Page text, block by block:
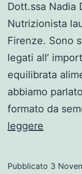
Dott.ssa Nadia
Nutrizionista
Firenze. Sono
legati all’
equilibrata
abbiamo
formato da
leggere
Pubblicato 3